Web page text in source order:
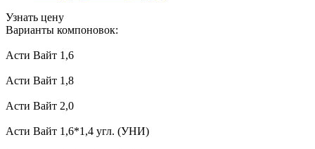
Узнать цену
Варианты компоновок:
Асти Вайт 1,6
Асти Вайт 1,8
Асти Вайт 2,0
Асти Вайт 1,6*1,4 угл. (УНИ)